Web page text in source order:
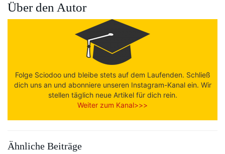
Über den Autor
Folge Sciodoo und bleibe stets auf dem Laufenden. Schließ
dich uns an und abonniere unseren Instagram-Kanal ein. Wir
stellen täglich neue Artikel für dich rein.
Weiter zum Kanal>>>
Ähnliche Beiträge